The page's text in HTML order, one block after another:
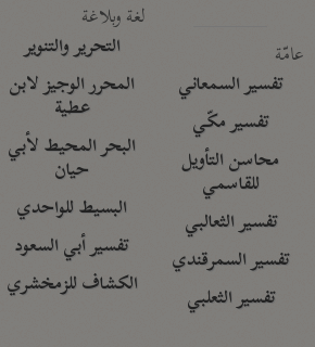
عامّة
تفسير السمعاني
تفسير مكّي
محاسن التأويل
للقاسمي
تفسير الثعالبي
تفسير السمرقندي
تفسير الثعلبي
لغة وبلاغة
التحرير والتنوير
المحرر الوجيز لابن
عطية
البحر المحيط لأبي
حيان
البسيط للواحدي
تفسير أبي السعود
الكشاف للزمخشري